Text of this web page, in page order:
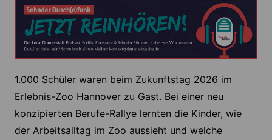
1.000 Schüler waren beim Zukunftstag 2026 im
Erlebnis-Zoo Hannover zu Gast. Bei einer neu
konzipierten Berufe-Rallye lernten die Kinder, wie
der Arbeitsalltag im Zoo aussieht und welche